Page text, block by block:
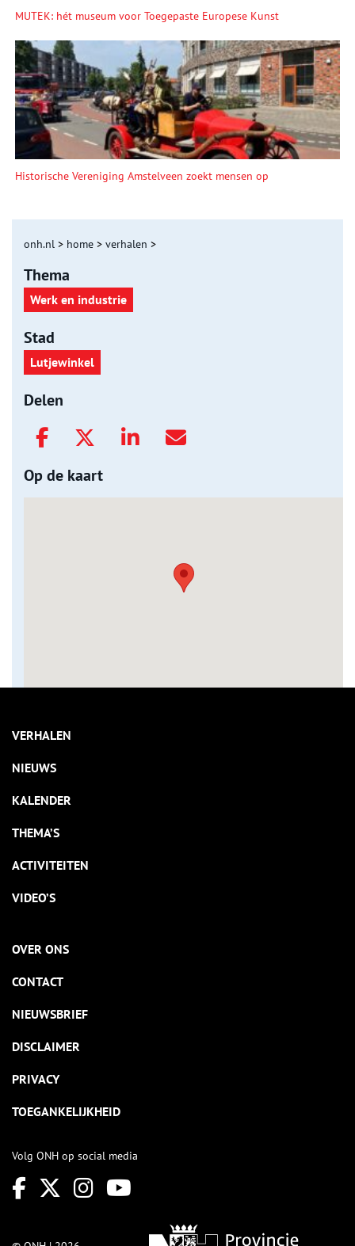
MUTEK: hét museum voor Toegepaste Europese Kunst
Historische Vereniging Amstelveen zoekt mensen op
onh.nl > home > verhalen >
Thema
Werk en industrie
Stad
Lutjewinkel
Delen
Op de kaart
VERHALEN
NIEUWS
KALENDER
THEMA’S
ACTIVITEITEN
VIDEO’S
OVER ONS
CONTACT
NIEUWSBRIEF
DISCLAIMER
PRIVACY
TOEGANKELIJKHEID
Volg ONH op social media